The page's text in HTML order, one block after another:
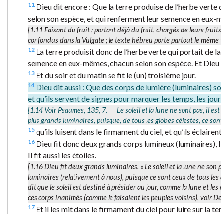
11 Dieu dit encore : Que la terre produise de l’herbe
selon son espèce, et qui renferment leur semence en
[1.11 Faisant du fruit; portant déjà du fruit, chargés de leurs
confondus dans la Vulgate ; le texte hébreu porte partout le
12 La terre produisit donc de l’herbe verte qui portait de
semence en eux-mêmes, chacun selon son espèce. Et
13 Et du soir et du matin se fit le (un) troisième jour.
14 Dieu dit aussi : Que des corps de lumière (luminaires)
et qu’ils servent de signes pour marquer les temps, les
[1.14 Voir Psaumes, 135, 7. ― Le soleil et la lune ne sont pas, il
plus grandsluminaires, puisque, de tous les globes célestes, ce
15 qu’ils luisent dans le firmament du ciel, et qu’ils
16 Dieu fit donc deux grands corps lumineux (luminaires),
Il fit aussi les étoiles.
[1.16Dieu fit deux grands luminaires. « Le soleil et la lune ne son
luminaires (relativement à nous), puisque ce sont ceux de tous
dit que le soleil est destiné à présider au jour, comme la lune et
ces corps inanimés (comme le faisaient les peuples voisins), voir
17 Et il les mit dans le firmament du ciel pour luire sur la